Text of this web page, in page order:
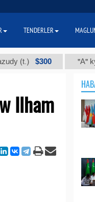
$300 "А" kysymly
Ilham
TENDERLER